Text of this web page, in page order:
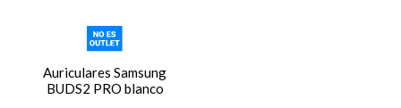
Auriculares Samsung
BUDS2 PRO blanco